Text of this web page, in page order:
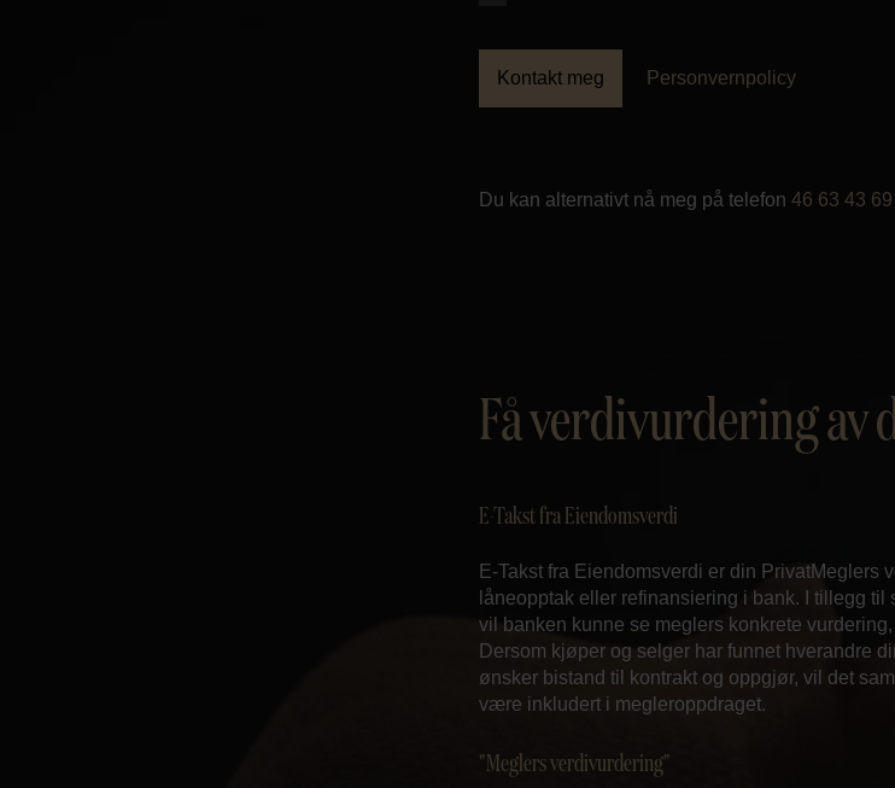
Kontakt meg Personvernpolicy
Du kan alternativt nå meg på telefon 46 63 43 69
Få verdivurdering av
E-Takst fra Eiendomsverdi
E-Takst fra Eiendomsverdi er din PrivatMeglers
låneopptak eller refinansiering i bank. I tillegg til
vil banken kunne se meglers konkrete
Dersom kjøper og selger har funnet hverandre
ønsker bistand til kontrakt og oppgjør, vil det
være inkludert i megleroppdraget.
"Meglers verdivurdering"